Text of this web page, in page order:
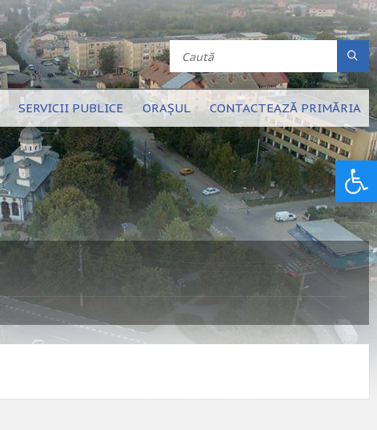
SERVICII PUBLICE ORAȘUL CONTACTEAZĂ PRIMĂRIA
Deschide bara de unelte